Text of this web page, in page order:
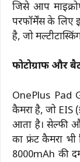
जिसे आप
परफॉर्मेंस के लिए
है, जो
फोटोग्राफी और
OnePlus Pad
कैमरा है, जो EIS
आता है। सेल्फी
का फ्रंट कैमरा
8000mAh की